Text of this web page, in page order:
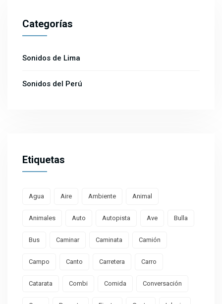
Categorías
Sonidos de Lima
Sonidos del Perú
Etiquetas
Agua Aire Ambiente Animal
Animales Auto Autopista Ave Bulla
Bus Caminar Caminata Camión
Campo Canto Carretera Carro
Catarata Combi Comida Conversación